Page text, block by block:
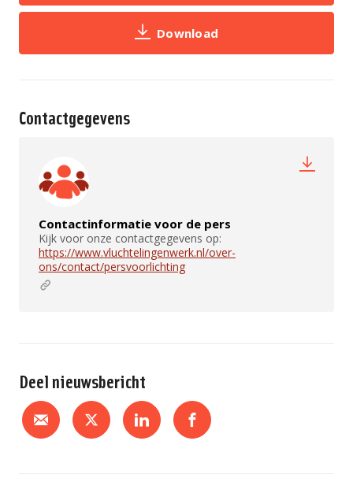
Download
Contactgegevens
Contactinformatie voor de pers
Kijk voor onze contactgegevens op:
https://www.vluchtelingenwerk.nl/over-
ons/contact/persvoorlichting
Deel nieuwsbericht